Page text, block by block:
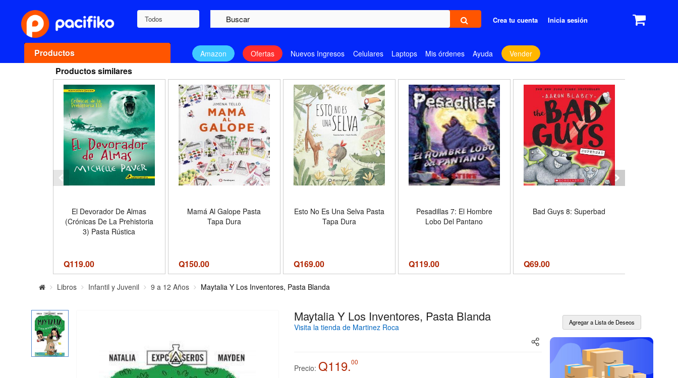
Todos Crea tu cuenta Inicia sesión
Productos Amazon Ofertas Nuevos Ingresos Celulares Laptops Mis órdenes Ayuda Vender
Productos similares
El Devorador De Almas
(Crónicas De La Prehistoria
3) Pasta Rústica
Q119.00
Mamá Al Galope Pasta
Tapa Dura
Q150.00
Esto No Es Una Selva Pasta
Tapa Dura
Q169.00
Pesadillas 7: El Hombre
Lobo Del Pantano
Q119.00
Bad Guys 8: Superbad
Q69.00
Libros Infantil y Juvenil 9 a 12 Años Maytalia Y Los Inventores, Pasta Blanda
Maytalia Y Los Inventores, Pasta Blanda
Visita la tienda de Martinez Roca
Precio: Q119.00